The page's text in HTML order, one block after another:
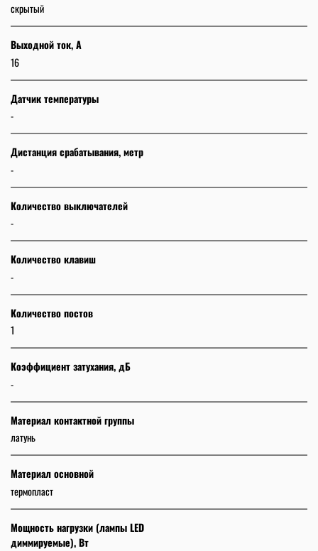
скрытый
Выходной ток, А
16
Датчик температуры
-
Дистанция срабатывания, метр
-
Количество выключателей
-
Количество клавиш
-
Количество постов
1
Коэффициент затухания, дБ
-
Материал контактной группы
латунь
Материал основной
термопласт
Мощность нагрузки (лампы LED
диммируемые), Вт